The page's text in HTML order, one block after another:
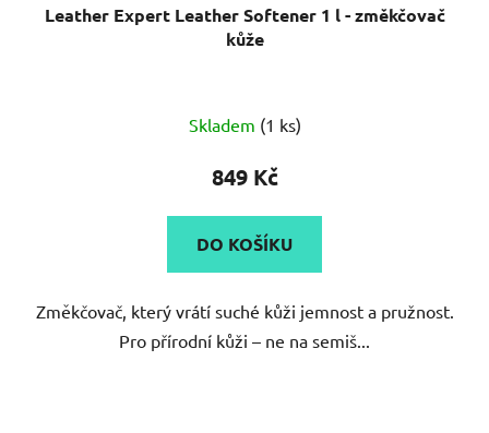
Leather Expert Leather Softener 1 l - změkčovač
kůže
Skladem (1 ks)
849 Kč
DO KOŠÍKU
Změkčovač, který vrátí suché kůži jemnost a pružnost.
Pro přírodní kůži – ne na semiš...